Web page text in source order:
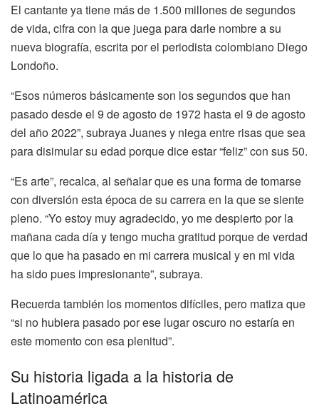
El cantante ya tiene más de 1.500 millones de segundos
de vida, cifra con la que juega para darle nombre a su
nueva biografía, escrita por el periodista colombiano Diego
Londoño.
“Esos números básicamente son los segundos que han
pasado desde el 9 de agosto de 1972 hasta el 9 de agosto
del año 2022”, subraya Juanes y niega entre risas que sea
para disimular su edad porque dice estar “feliz” con sus 50.
“Es arte”, recalca, al señalar que es una forma de tomarse
con diversión esta época de su carrera en la que se siente
pleno. “Yo estoy muy agradecido, yo me despierto por la
mañana cada día y tengo mucha gratitud porque de verdad
que lo que ha pasado en mi carrera musical y en mi vida
ha sido pues impresionante”, subraya.
Recuerda también los momentos difíciles, pero matiza que
“si no hubiera pasado por ese lugar oscuro no estaría en
este momento con esa plenitud”.
Su historia ligada a la historia de
Latinoamérica